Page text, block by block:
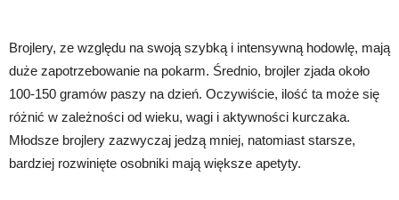
Brojlery, ze względu na swoją szybką i intensywną hodowlę, mają
duże zapotrzebowanie na pokarm. Średnio, brojler zjada około
100-150 gramów paszy na dzień. Oczywiście, ilość ta może się
różnić w zależności od wieku, wagi i aktywności kurczaka.
Młodsze brojlery zazwyczaj jedzą mniej, natomiast starsze,
bardziej rozwinięte osobniki mają większe apetyty.